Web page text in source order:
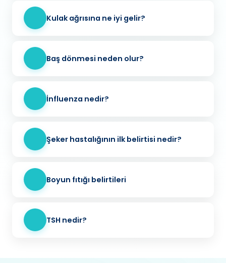
Kulak ağrısına ne iyi gelir?
Baş dönmesi neden olur?
İnfluenza nedir?
Şeker hastalığının ilk belirtisi nedir?
Boyun fıtığı belirtileri
TSH nedir?